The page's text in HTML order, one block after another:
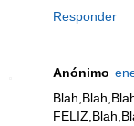
Responder
Anónimo